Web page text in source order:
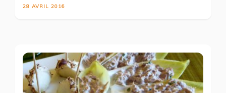
28 AVRIL 2016